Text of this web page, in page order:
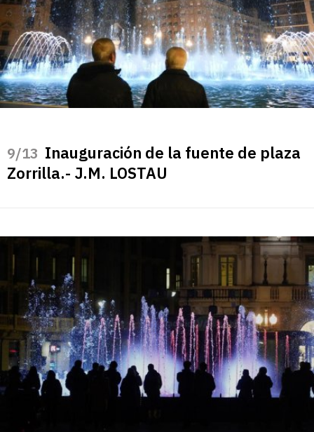
/13 Inauguración de la fuente de plaza
Zorrilla.- J.M. LOSTAU